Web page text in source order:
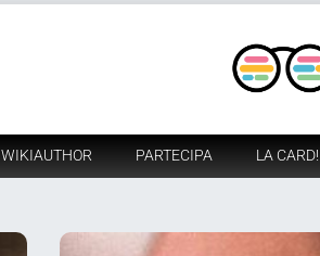
WIKIAUTHOR PARTECIPA LA CARD!